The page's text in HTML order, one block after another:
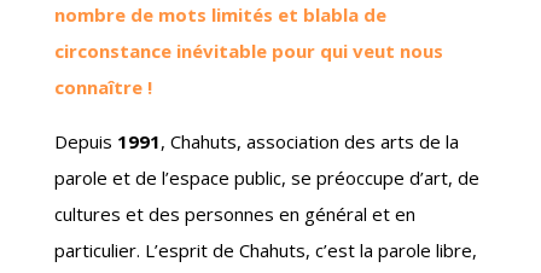
nombre de mots limités et blabla de
circonstance inévitable pour qui veut nous
connaître !
Depuis 1991, Chahuts, association des arts de la
parole et de l’espace public, se préoccupe d’art, de
cultures et des personnes en général et en
particulier. L’esprit de Chahuts, c’est la parole libre,